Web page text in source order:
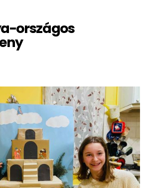
országos